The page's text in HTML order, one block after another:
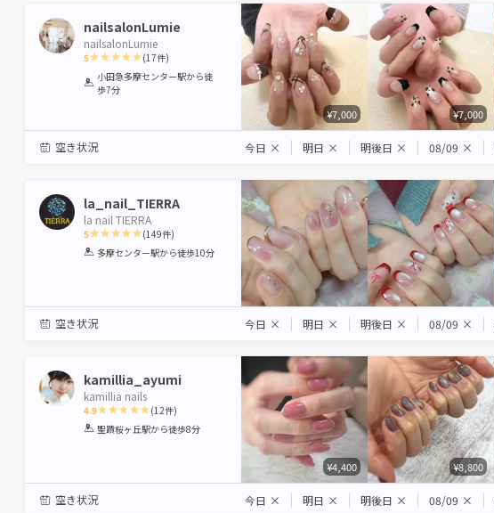
nailsalonLumie
nailsalonLumie
5
1
Star
2
Stars
3
Stars
4
Stars
5
(17件)
小田急多摩センター駅から徒
歩7分
¥7,000 ¥7,000
空き状況 今日 × 明日 × 明後日 × 08/09 ×
la_nail_TIERRA
la nail TIERRA
5
1 2 3 4 5
(149件)
多摩センター駅から徒歩10分
空き状況 今日 × 明日 × 明後日 × 08/09 ×
kamillia_ayumi
kamillia nails
4.9
1 2 3 4 5
(12件)
聖蹟桜ヶ丘駅から徒歩8分
¥4,400 ¥8,800
空き状況 今日 × 明日 × 明後日 × 08/09 ×